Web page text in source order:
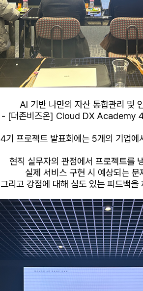
AI 기반 나만의 자산 통합관리 및
- [더존비즈온] Cloud DX Academy
4기 프로젝트 발표회에는 5개의 기업에
현직 실무자의 관점에서 프로젝트를
실제 서비스 구현 시 예상되는 문
그리고 강점에 대해 심도 있는 피드백을